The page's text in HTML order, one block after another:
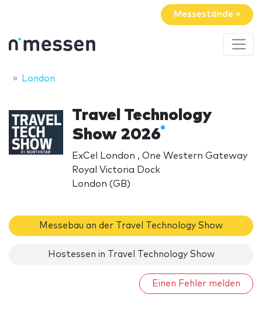
Messestände »
London
Travel Technology
Show 2026
ExCel London , One Western Gateway
Royal Victoria Dock
London (GB)
Messebau an der Travel Technology Show
Hostessen in Travel Technology Show
Einen Fehler melden